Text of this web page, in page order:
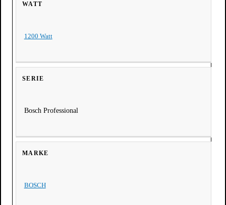
WATT
1200 Watt
SERIE
Bosch Professional
MARKE
BOSCH